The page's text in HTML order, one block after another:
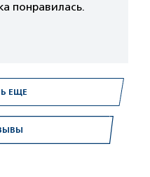
понравилась.
ЕЩЕ